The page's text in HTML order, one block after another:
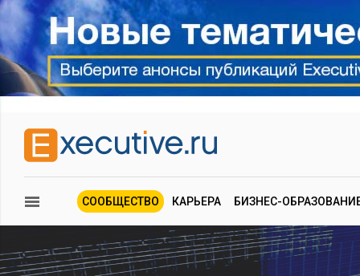
СООБЩЕСТВО КАРЬЕРА БИЗНЕС-